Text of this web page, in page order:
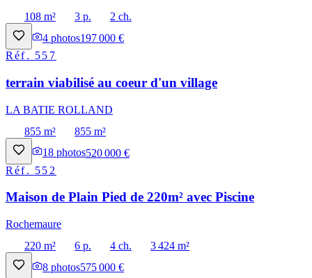
108 m²
3 p.
2 ch.
4 photos197 000 €
Réf. 557
terrain viabilisé au coeur d'un village
LA BATIE ROLLAND
855 m²
855 m²
18 photos520 000 €
Réf. 552
Maison de Plain Pied de 220m² avec Piscine
Rochemaure
220 m²
6 p. 4 ch.
3 424 m²
8 photos575 000 €